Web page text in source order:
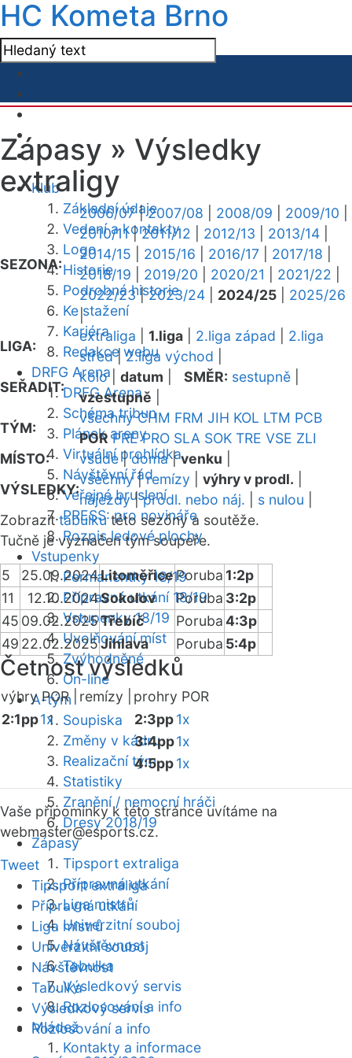
HC Kometa Brno
Klub
Základní údaje
Vedení a kontakty
Logo
Historie
Podrobná historie
Ke stažení
Kariéra
Redakce webu
DRFG Arena
DRFG Arena
Schéma tribun
Plánek areny
Virtuální prohlídka
Návštěvní řád
Veřejné bruslení
PRESS: pro novináře
Rozpis ledové plochy
Vstupenky
Permanentky 18/19
Přípravná utkání 18/19
Vstupenky 18/19
Uvolňování míst
Zvýhodněné
On-line
A-tým
Soupiska
Změny v kádru
Realizační tým
Statistiky
Zranění / nemocní hráči
Dresy 2018/19
Zápasy
Tipsport extraliga
Přípravná utkání
Liga mistrů
Univerzitní souboj
Návštěvnost
Tabulka
Výsledkový servis
Rozlosování a info
Mládež
Kontakty a informace
Zápasy » Výsledky
extraligy
SEZONA:
2006/07|2007/08 2008/09 2009/10
2010/11|2011/12 2012/13 2013/14
2014/15
2015/16 2016/17 2017/18
2018/19
2019/20 2020/21 2021/22
2022/23|2023/24 2024/25
2025/26
|
LIGA:
extraliga 1.liga 2.liga západ
2.liga
střed|2.liga východ
SEŘADIT:
kolo| datum SMĚR: sestupně
vzestupně
TÝM:
všechny CHM FRM JIH KOL LTM PCB
POR PRE PRO SLA SOK TRE VSE ZLI
MÍSTO:
všude|doma|venku
VÝSLEDKY:
všechny|remízy výhry v prodl.
nájezdy|prodl. nebo náj. s nulou
Zobrazittabulkutéto sezóny a soutěže.
Tučně je vyznačen tým soupeře.
5 25.09.2024LitoměřicePoruba 1:2p
11
12.10.2024Sokolov Poruba 3:2p
45 09.02.2025Třebíč Poruba4:3p
49 22.02.2025Jihlava Poruba 5:4p
Četnost výsledků
výhry POR | remízy |
prohry POR
2:1pp1x 2:3pp1x
3:4pp1x
4:5pp1x
Vaše připomínky k této stránce uvítáme na
webmaster@esports.cz.
Tweet
Tipsport extraliga
Přípravná utkání
Liga mistrů
Univerzitní souboj
Návštěvnost
Tabulka
Výsledkový servis
Rozlosování a info